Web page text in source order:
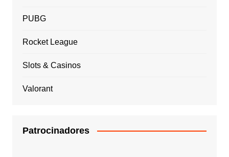
PUBG
Rocket League
Slots & Casinos
Valorant
Patrocinadores